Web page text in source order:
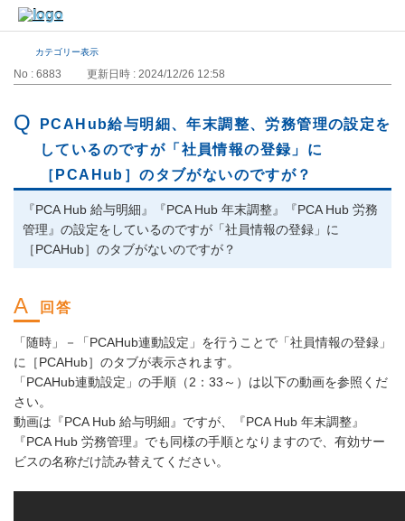
カテゴリー表示
No : 6883 更新日時 : 2024/12/26 12:58
PCAHub給与明細、年末調整、労務管理の設定を
しているのですが「社員情報の登録」に
［PCAHub］のタブがないのですが？
『PCA Hub 給与明細』『PCA Hub 年末調整』『PCA Hub 労務
管理』の設定をしているのですが「社員情報の登録」に
［PCAHub］のタブがないのですが？
「随時」－「PCAHub連動設定」を行うことで「社員情報の登録」
に［PCAHub］のタブが表示されます。
「PCAHub連動設定」の手順（2：33～）は以下の動画を参照くだ
さい。
動画は『PCA Hub 給与明細』ですが、『PCA Hub 年末調整』
『PCA Hub 労務管理』でも同様の手順となりますので、有効サー
ビスの名称だけ読み替えてください。